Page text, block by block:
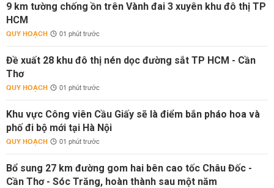
9 km tường chống ồn trên Vành đai 3 xuyên khu đô thị TP
HCM
QUY HOẠCH 01 phút trước
Đề xuất 28 khu đô thị nén dọc đường sắt TP HCM - Cần
Thơ
QUY HOẠCH 01 phút trước
Khu vực Công viên Cầu Giấy sẽ là điểm bắn pháo hoa và
phố đi bộ mới tại Hà Nội
QUY HOẠCH 01 phút trước
Bổ sung 27 km đường gom hai bên cao tốc Châu Đốc -
Cần Thơ - Sóc Trăng, hoàn thành sau một năm